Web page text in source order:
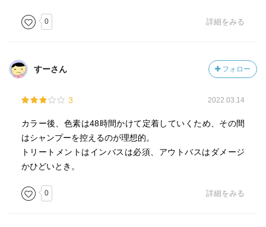
0 詳細をみる
すーさん フォロー
3 2022.03.14
カラー後、色素は48時間かけて定着していくため、その間
はシャンプーを控えるのが理想的。
トリートメントはインバスは必須、アウトバスはダメージ
かひどいとき。
0 詳細をみる